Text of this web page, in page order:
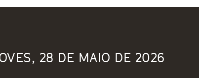
28 DE MAIO DE 2026